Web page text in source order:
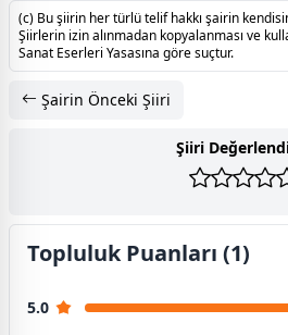
(c) Bu şiirin her türlü telif hakkı şairin
Şiirlerin izin alınmadan kopyalanması ve
Sanat Eserleri Yasasına göre suçtur.
Şairin Önceki Şiiri
Şiiri
Topluluk Puanları (1)
5.0